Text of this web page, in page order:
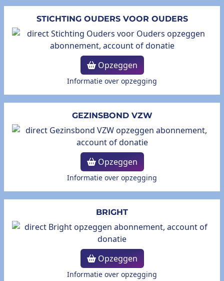
STICHTING OUDERS VOOR OUDERS
Opzeggen
Informatie over opzegging
GEZINSBOND VZW
Opzeggen
Informatie over opzegging
BRIGHT
Opzeggen
Informatie over opzegging